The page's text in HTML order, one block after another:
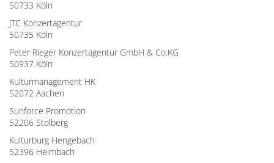
50733 Köln
JTC Konzertagentur
50735 Köln
Peter Rieger Konzertagentur GmbH & Co.KG
50937 Köln
Kulturmanagement HK
52072 Aachen
Sunforce Promotion
52206 Stolberg
Kulturburg Hengebach
52396 Heimbach